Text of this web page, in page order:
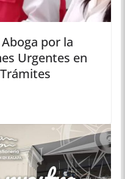
por la
Urgentes en